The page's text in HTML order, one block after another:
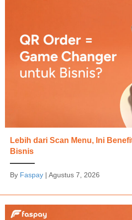
Lebih dari Scan Menu, Ini
Bisnis
By Faspay | Agustus 7, 2026